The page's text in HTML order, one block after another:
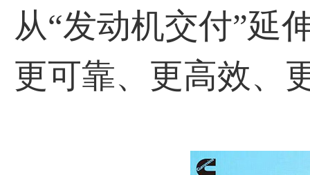
从“发动机交付”延
更可靠、更高效、